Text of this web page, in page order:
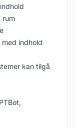
rum
indhold
kan tilgå